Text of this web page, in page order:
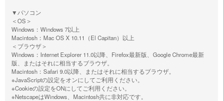
▼パソコン
＜OS＞
Windows：Windows 7以上
Macintosh：Mac OS X 10.11（El Capitan）以上
＜ブラウザ＞
Windows：Internet Explorer 11.0以降、Firefox最新版、Google Chrome最新
版、またはそれに相当するブラウザ。
Macintosh：Safari 9.0以降、またはそれに相当するブラウザ。
※JavaScriptの設定をオンにしてご利用ください。
※Cookieの設定をONにしてご利用ください。
※NetscapeはWindows、Macintosh共に非対応です。